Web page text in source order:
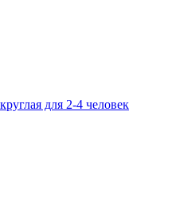
для 2-4 человек